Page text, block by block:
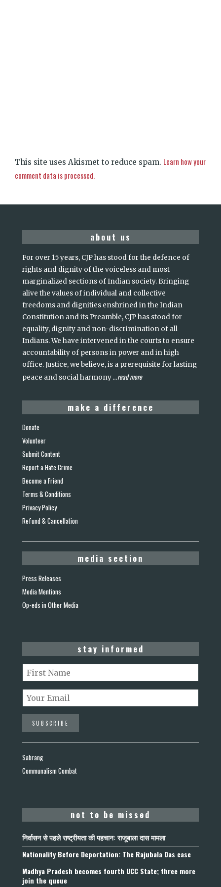
This site uses Akismet to reduce spam. Learn how your
comment data is processed.
about us
For over 15 years, CJP has stood for the defence of
rights and dignity of the voiceless and most
marginalized sections of Indian society. Bringing
alive the values of individual and collective
freedoms and dignities enshrined in the Indian
Constitution and its Preamble, CJP has stood for
equality, dignity and non-discrimination of all
Indians. We have intervened in the courts to ensure
accountability of persons in power and in high
office. Justice, we believe, is a prerequisite for lasting
peace and social harmony...read more
make a difference
Donate
Volunteer
Submit Content
Report a Hate Crime
Become a Friend
Terms & Conditions
Privacy Policy
Refund & Cancellation
media section
Press Releases
Media Mentions
Op-eds in Other Media
stay informed
Sabrang
Communalism Combat
not to be missed
निर्वासन से पहले राष्ट्रीयता की पहचान: राजूबाला दास मामला
Nationality Before Deportation: The Rajubala Das case
Madhya Pradesh becomes fourth UCC State; three more
join the queue